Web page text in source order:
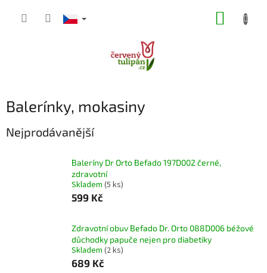
Balerínky, mokasiny
Nejprodávanější
Baleríny Dr Orto Befado 197D002 černé,
zdravotní
Skladem (5 ks)
599 Kč
Zdravotní obuv Befado Dr. Orto 088D006 béžové
důchodky papuče nejen pro diabetiky
Skladem (2 ks)
689 Kč